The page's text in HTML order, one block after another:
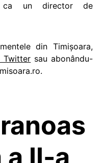
ca un director de
din Timişoara,
Twitter sau abonându-
II-a